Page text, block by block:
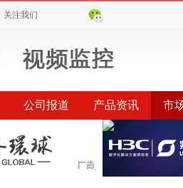
关注我们
公司报道 产品资讯 市